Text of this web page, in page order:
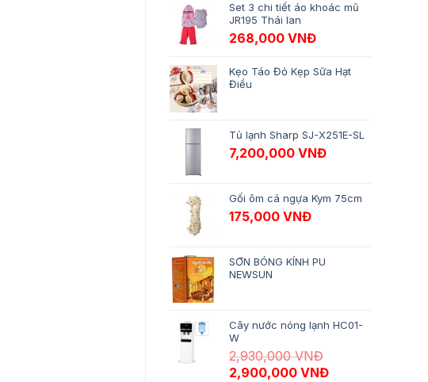
Set 3 chi tiết áo khoác mũ
JR195 Thái lan
268,000 VNĐ
Kẹo Táo Đỏ Kẹp Sữa Hạt
Điều
Tủ lạnh Sharp SJ-X251E-SL
7,200,000 VNĐ
Gối ôm cá ngựa Kym 75cm
175,000 VNĐ
SƠN BÓNG KÍNH PU
NEWSUN
Cây nước nóng lạnh HC01-
W
2,930,000VNĐ
Giá gốc là: 2,930,000 VNĐ.
2,900,000 VNĐGiá hiện tại là: